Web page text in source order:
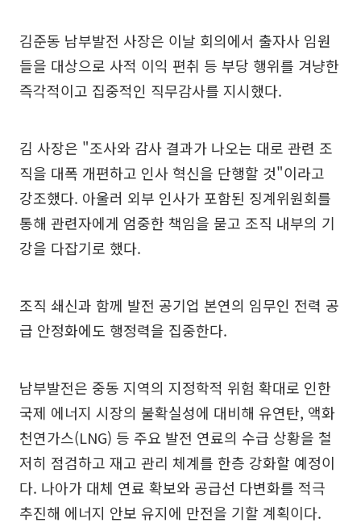
김준동 남부발전 사장은 이날 회의에서 출자사 임원
들을 대상으로 사적 이익 편취 등 부당 행위를 겨냥한
즉각적이고 집중적인 직무감사를 지시했다.
김 사장은 "조사와 감사 결과가 나오는 대로 관련 조
직을 대폭 개편하고 인사 혁신을 단행할 것"이라고
강조했다. 아울러 외부 인사가 포함된 징계위원회를
통해 관련자에게 엄중한 책임을 묻고 조직 내부의 기
강을 다잡기로 했다.
조직 쇄신과 함께 발전 공기업 본연의 임무인 전력 공
급 안정화에도 행정력을 집중한다.
남부발전은 중동 지역의 지정학적 위험 확대로 인한
국제 에너지 시장의 불확실성에 대비해 유연탄, 액화
천연가스(LNG) 등 주요 발전 연료의 수급 상황을 철
저히 점검하고 재고 관리 체계를 한층 강화할 예정이
다. 나아가 대체 연료 확보와 공급선 다변화를 적극
추진해 에너지 안보 유지에 만전을 기할 계획이다.